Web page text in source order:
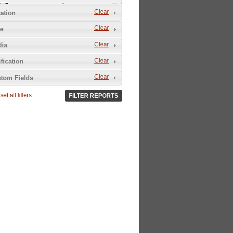
Русско-турецкая война 1877-1878 7
Clear
Clear
Clear
Clear
Clear
Fields
all filters FILTER REPORTS